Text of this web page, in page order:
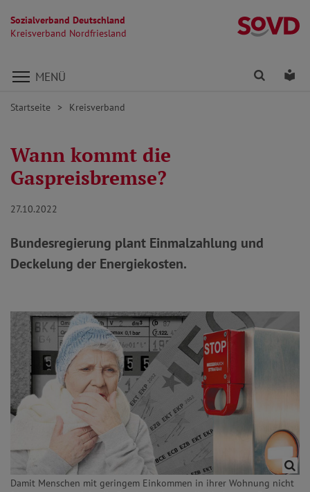
Sozialverband Deutschland
Kreisverband Nordfriesland
Direkt zu den Inhalten springen
MENÜ Finden
Startseite Kreisverband
Wann kommt die
Gaspreisbremse?
27.10.2022
Bundesregierung plant Einmalzahlung und
Deckelung der Energiekosten.
Damit Menschen mit geringem Einkommen in ihrer Wohnung nicht